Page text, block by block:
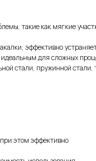
такие как мягкие
эффективно
для сложных
стали, пружинной стали,
этом эффективно